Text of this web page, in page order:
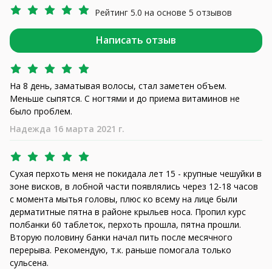
Рейтинг 5.0 на основе 5 отзывов
Написать отзыв
На 8 день, заматывая волосы, стал заметен объем.
Меньше сыпятся. С ногтями и до приема витаминов не
было проблем.
Надежда 16 марта 2021 г.
Сухая перхоть меня не покидала лет 15 - крупные чешуйки в
зоне висков, в лобной части появлялись через 12-18 часов
с момента мытья головы, плюс ко всему на лице были
дерматитные пятна в районе крыльев носа. Пропил курс
полбанки 60 таблеток, перхоть прошла, пятна прошли.
Вторую половину банки начал пить после месячного
перерыва. Рекомендую, т.к. раньше помогала только
сульсена.